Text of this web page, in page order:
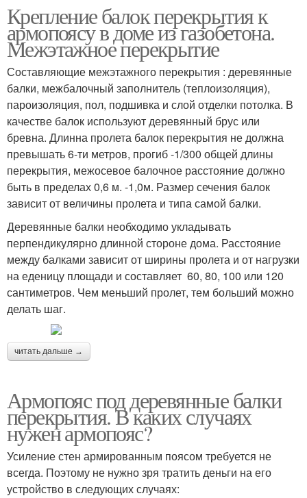
Крепление балок перекрытия к
армопоясу в доме из газобетона.
Межэтажное перекрытие
Составляющие межэтажного перекрытия : деревянные
балки, межбалочный заполнитель (теплоизоляция),
пароизоляция, пол, подшивка и слой отделки потолка. В
качестве балок используют деревянный брус или
бревна. Длинна пролета балок перекрытия не должна
превышать 6-ти метров, прогиб -1/300 общей длины
перекрытия, межосевое балочное расстояние должно
быть в пределах 0,6 м. -1,0м. Размер сечения балок
зависит от величины пролета и типа самой балки.
Деревянные балки необходимо укладывать
перпендикулярно длинной стороне дома. Расстояние
между балками зависит от ширины пролета и от нагрузки
на еденицу площади и составляет 60, 80, 100 или 120
сантиметров. Чем меньший пролет, тем больший можно
делать шаг.
читать дальше →
Армопояс под деревянные балки
перекрытия. В каких случаях
нужен армопояс?
Усиление стен армированным поясом требуется не
всегда. Поэтому не нужно зря тратить деньги на его
устройство в следующих случаях: